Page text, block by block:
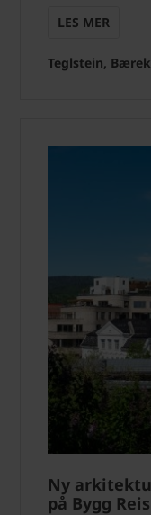
LES MER
Teglstein,
Ny
på Bygg